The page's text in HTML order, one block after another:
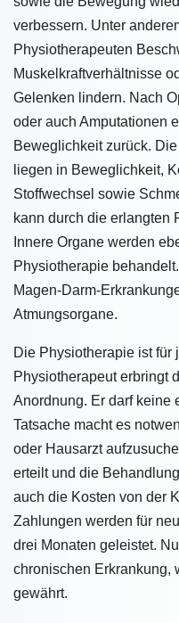
verbessern. Unter
Physiotherapeuten
Muskelkraftverhältnisse
Gelenken lindern. Nach
oder auch Amputationen
Beweglichkeit zurück.
liegen in Beweglichkeit,
Stoffwechsel sowie
kann durch die erlangten
Innere Organe werden
Physiotherapie
Magen-Darm-
Atmungsorgane.
Die Physiotherapie ist für
Physiotherapeut erbringt
Anordnung. Er darf keine
Tatsache macht es
oder Hausarzt
erteilt und die
auch die Kosten von der
Zahlungen werden für
drei Monaten geleistet.
chronischen Erkrankung,
gewährt.